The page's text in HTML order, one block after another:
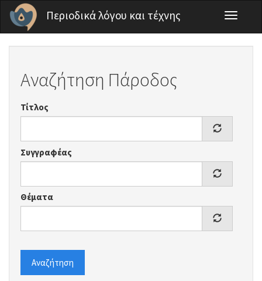
Παράκαμψη προς το κυρίως περιεχόμενο
Περιοδικά λόγου και τέχνης
Toggle
Αναζήτηση Πάροδος
Τίτλος
Συγγραφέας
Θέματα
Αναζήτηση